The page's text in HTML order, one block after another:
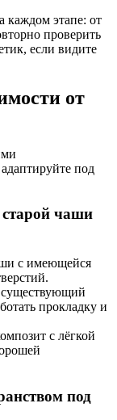
этапе: от
проверить
если видите
от
под
чаши
с имеющейся
существующий
прокладку и
с лёгкой
под